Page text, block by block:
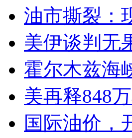
油市撕裂：
美伊谈判无
霍尔木兹海
美再释848
国际油价，